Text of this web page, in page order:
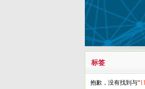
标签
抱歉，没有找到与“